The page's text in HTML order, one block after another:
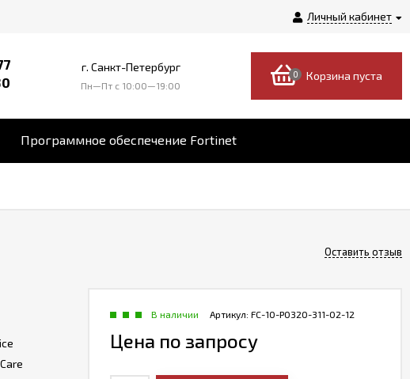
Личный кабинет
г. Санкт-Петербург
Пн—Пт c 10:00—19:00
0 Корзина пуста
Программное обеспечение Fortinet
Оставить отзыв
Артикул: FC-10-P0320-311-02-12
В наличии
Цена по запросу